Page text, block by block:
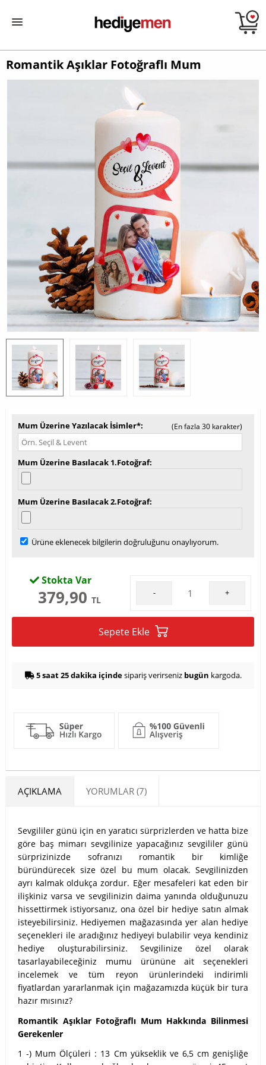
Romantik Aşıklar Fotoğraflı Mum
Mum Üzerine Yazılacak İsimler* (En fazla 30 karakter)
Mum Üzerine Basılacak 1.Fotoğraf
Mum Üzerine Basılacak 2.Fotoğraf
Ürüne eklenecek bilgilerin doğruluğunu onaylıyorum.
Stokta Var
379,90 TL
- +
Sepete Ekle
5 saat 25 dakika içindesipariş verirseniz bugün kargoda.
AÇIKLAMA YORUMLAR (7)
Sevgililer günü için en yaratıcı sürprizlerden ve hatta bize
göre baş mimarı sevgilinize yapacağınız sevgililer günü
sürprizinizde sofranızı romantik bir kimliğe
büründürecek size özel bu mum olacak. Sevgilinizden
ayrı kalmak oldukça zordur. Eğer mesafeleri kat eden bir
ilişkiniz varsa ve sevgilinizin daima yanında olduğunuzu
hissettirmek istiyorsanız, ona özel bir hediye satın almak
isteyebilirsiniz. Hediyemen mağazasında yer alan hediye
seçenekleri ile aradığınız hediyeyi bulabilir veya kendiniz
hediye oluşturabilirsiniz. Sevgilinize özel olarak
tasarlayabileceğiniz mumu ürününe ait seçenekleri
incelemek ve tüm reyon ürünlerindeki indirimli
fiyatlardan yararlanmak için mağazamızda küçük bir tura
hazır mısınız?
Romantik Aşıklar Fotoğraflı Mum Hakkında Bilinmesi
Gerekenler
1 -) Mum Ölçüleri : 13 Cm yükseklik ve 6,5 cm genişliğe